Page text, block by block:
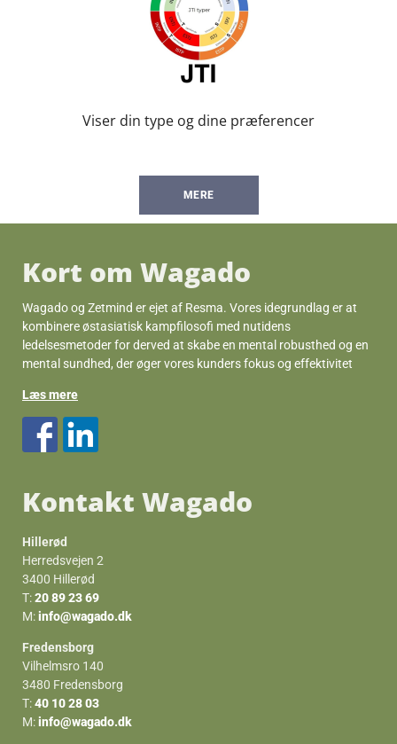
Viser din type og dine præferencer
MERE
Kort om Wagado
Wagado og Zetmind er ejet af Resma. Vores idegrundlag er at
kombinere østasiatisk kampfilosofi med nutidens
ledelsesmetoder for derved at skabe en mental robusthed og en
mental sundhed, der øger vores kunders fokus og effektivitet
Læs mere
Kontakt Wagado
Hillerød
Herredsvejen 2
3400 Hillerød
T:20 89 23 69
M:info@wagado.dk
Fredensborg
Vilhelmsro 140
3480 Fredensborg
T:40 10 28 03
M:info@wagado.dk